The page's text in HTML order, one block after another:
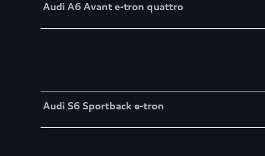
Audi A6 Avant e-tron quattro
Audi S6 Sportback e-tron